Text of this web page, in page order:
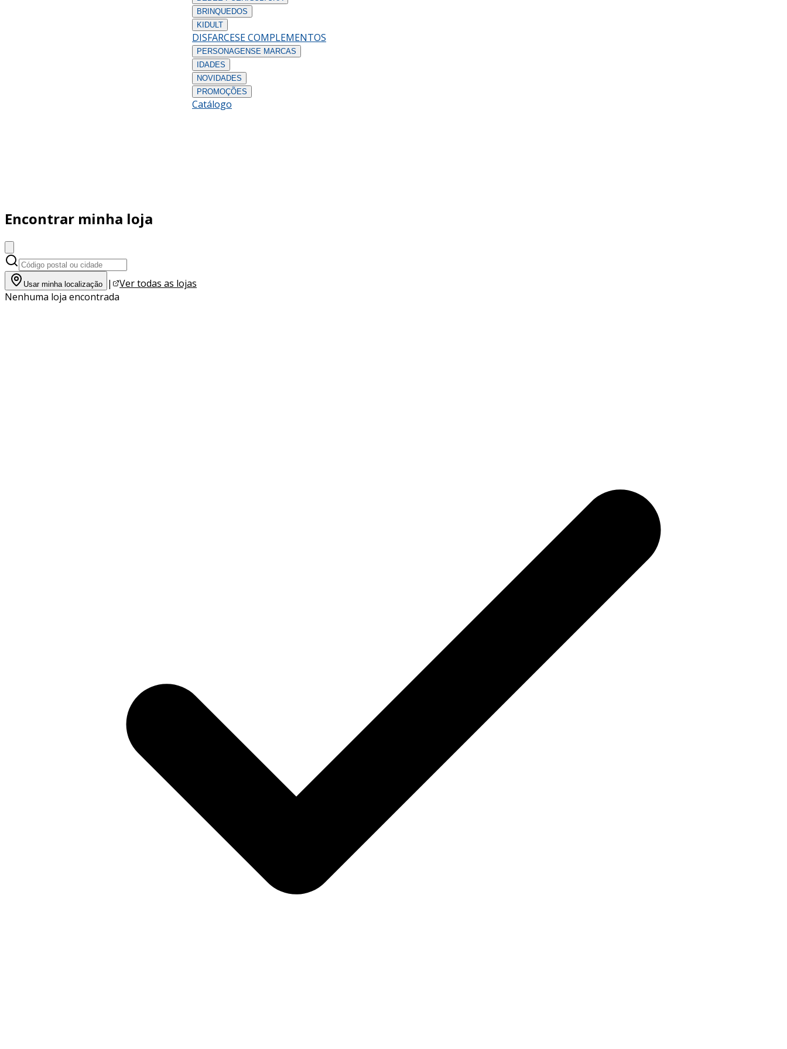
BRINQUEDOS
KIDULT
DISFARCESE COMPLEMENTOS
PERSONAGENS E MARCAS
IDADES
NOVIDADES
PROMOÇÕES
Catálogo
Encontrar minha loja
Usar minha localização |
Ver todas as lojas
Nenhuma loja encontrada